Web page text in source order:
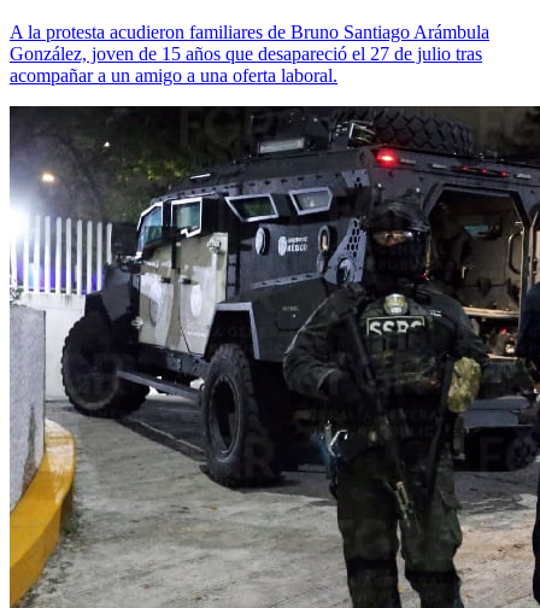
A la protesta acudieron familiares de Bruno Santiago Arámbula
González, joven de 15 años que desapareció el 27 de julio tras
acompañar a un amigo a una oferta laboral.